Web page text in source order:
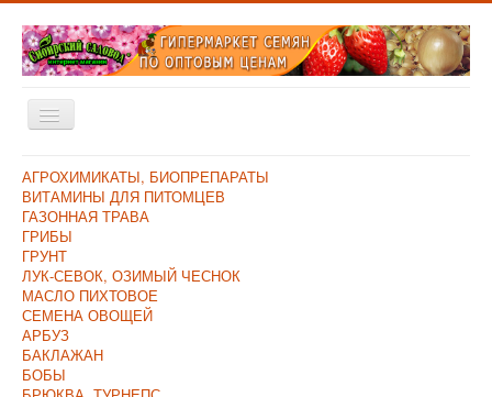
Включить/
выключить
Главная
Каталог
Оплата и Доставка
Контакты
О компании
Прайс/Поступления
АГРОХИМИКАТЫ, БИОПРЕПАРАТЫ
ВИТАМИНЫ ДЛЯ ПИТОМЦЕВ
ГАЗОННАЯ ТРАВА
ГРИБЫ
ГРУНТ
ЛУК-СЕВОК, ОЗИМЫЙ ЧЕСНОК
МАСЛО ПИХТОВОЕ
СЕМЕНА ОВОЩЕЙ
АРБУЗ
БАКЛАЖАН
БОБЫ